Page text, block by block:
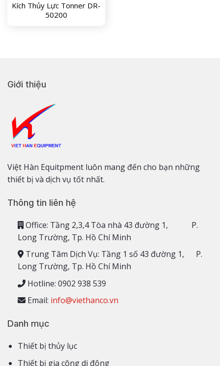
Kích Thủy Lực Tonner DR-
50200
Giới thiệu
Việt Hàn Equitpment luôn mang đến cho bạn những
thiết bị và dịch vụ tốt nhất.
Thông tin liên hệ
Office: Tầng 2,3,4 Tòa nhà 43 đường 1, P.
Long Trường, Tp. Hồ Chí Minh
Trung Tâm Dịch Vụ: Tầng 1 số 43 đường 1, P.
Long Trường, Tp. Hồ Chí Minh
Hotline: 0902 938 539
Email: info@viethanco.vn
Danh mục
Thiết bị thủy lục
Thiết bị gia công di động